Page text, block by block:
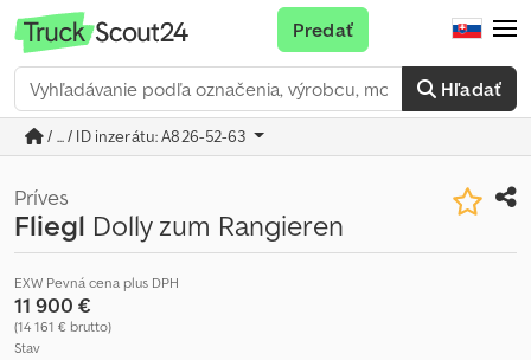
Hľadať
Predať
/ ... / ID inzerátu: A826-52-63
Príves
Fliegl Dolly zum Rangieren
EXW Pevná cena plus DPH
11 900 €
(14 161 € brutto)
Stav